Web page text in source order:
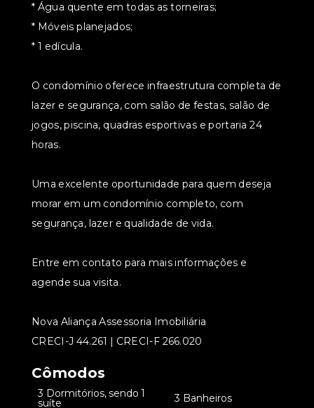
* Água quente em todas as torneiras;
* Móveis planejados;
* 1 edícula.
O condomínio oferece infraestrutura completa de
lazer e segurança, com salão de festas, salão de
jogos, piscina, quadras esportivas e portaria 24
horas.
Uma excelente oportunidade para quem deseja
morar em um condomínio completo, com
segurança, lazer e qualidade de vida.
Entre em contato para mais informações e
agende sua visita.
Nova Aliança Assessoria Imobiliária
CRECI-J 44.261 | CRECI-F 266.020
Cômodos
3 Dormitórios, sendo 1
suíte 3 Banheiros